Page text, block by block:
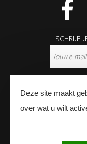
SCHRIJF
Deze site maakt
over wat u wilt